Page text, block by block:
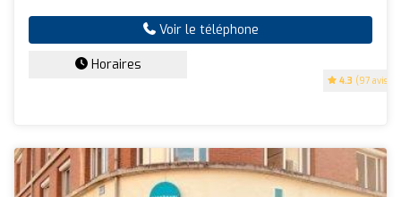
4.3 (97 avis)
Voir le téléphone
Horaires